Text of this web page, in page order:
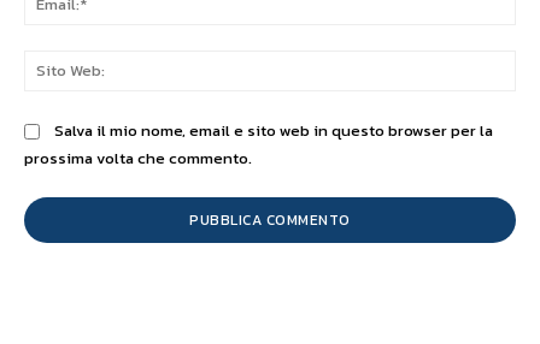
Salva il mio nome, email e sito web in questo browser per la
prossima volta che commento.